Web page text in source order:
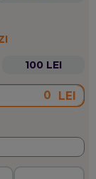
100 LEI
LEI